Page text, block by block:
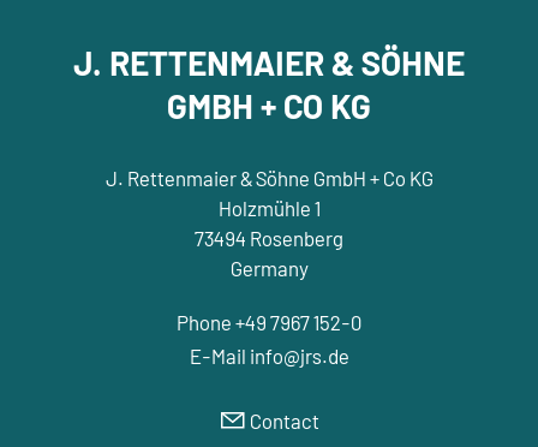
J. RETTENMAIER & SÖHNE
GMBH + CO KG
J. Rettenmaier & Söhne GmbH + Co KG
Holzmühle 1
73494 Rosenberg
Germany
Phone +49 7967 152-0
E-Mail nf jrs d
Contact